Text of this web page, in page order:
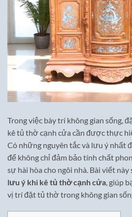
Trong việc bày trí không gian sống,
kê tủ thờ cạnh cửa cần được thực
Có những nguyên tắc và lưu ý nhất
để không chỉ đảm bảo tính chất
sự hài hòa cho ngôi nhà. Bài viết này
lưu ý khi kê tủ thờ cạnh cửa, giúp
vị trí đặt tủ thờ trong không gian